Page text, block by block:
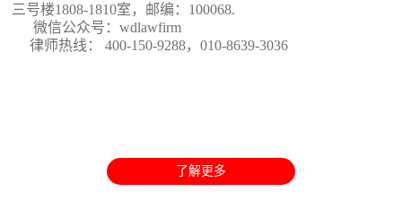
三号楼1808-1810室 ，邮编：100068.
微信公众号：wdlawfirm
律师热线： 400-150-9288，010-8639-3036
了解更多